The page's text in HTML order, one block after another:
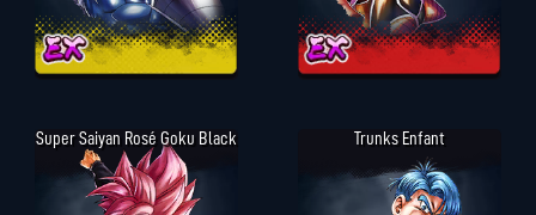
Super Saiyan Rosé Goku Black Trunks Enfant